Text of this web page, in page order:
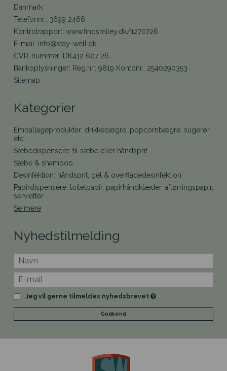
Danmark
Telefonnr.: 3699 2466
Kontrolrapport: www.findsmiley.dk/1270726
E-mail: info@stay-well.dk
CVR-nummer: DK412 607 26
Bankoplysninger: Reg.nr.: 9819 Kontonr.: 2540290353
Sitemap
Kategorier
Emballageprodukter: drikkebægre, popcornbægre, sugerør,
etc.
Sæbedispensere: til sæbe eller håndsprit
Sæbe & shampoo
Desinfektion: håndsprit, gel & overfladedesinfektion
Papirdispensere: toiletpapir, papirhåndklæder, aftørringspapir,
servietter
Se mere
Nyhedstilmelding
Jeg vil gerne tilmeldes nyhedsbrevet
Godkend